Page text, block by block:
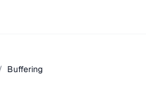
Buffering